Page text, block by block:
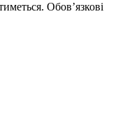
Обов’язкові